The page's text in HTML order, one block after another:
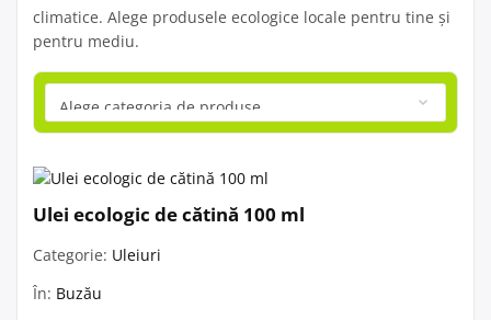
climatice. Alege produsele ecologice locale pentru tine și
pentru mediu.
Ulei ecologic de cătină 100 ml
Categorie: Uleiuri
În: Buzău